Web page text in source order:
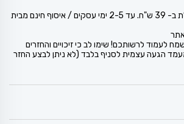
משלוח מהיר עד הדלת ב- 39 ש"ח. עד 2-5 ימי עסקים / איסוף חינם מבית
לעמוד לרשותכם! שימו לב כי זיכויים והחזרים
הגעה עצמית לסניף בלבד (לא ניתן לבצע החזר